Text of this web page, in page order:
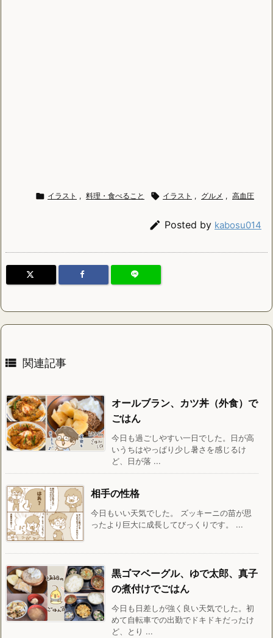
 イラスト , 料理・食べること  イラスト , グルメ , 高血圧
 Posted by kabosu014
 関連記事
オールブラン、カツ丼（外食）で
ごはん
今日も過ごしやすい一日でした。日が高
いうちはやっぱり少し暑さを感じるけ
ど、日が落 ...
相手の性格
今日もいい天気でした。 ズッキーニの苗が思
ったより巨大に成長してびっくりです。 ...
黒ゴマベーグル、ゆで太郎、真子
の煮付けでごはん
今日も日差しが強く良い天気でした。初
めて自転車での出勤でドキドキだったけ
ど、とり ...